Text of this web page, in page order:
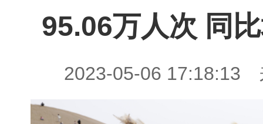
95.06万人次 同
2023-05-06 17:18:13